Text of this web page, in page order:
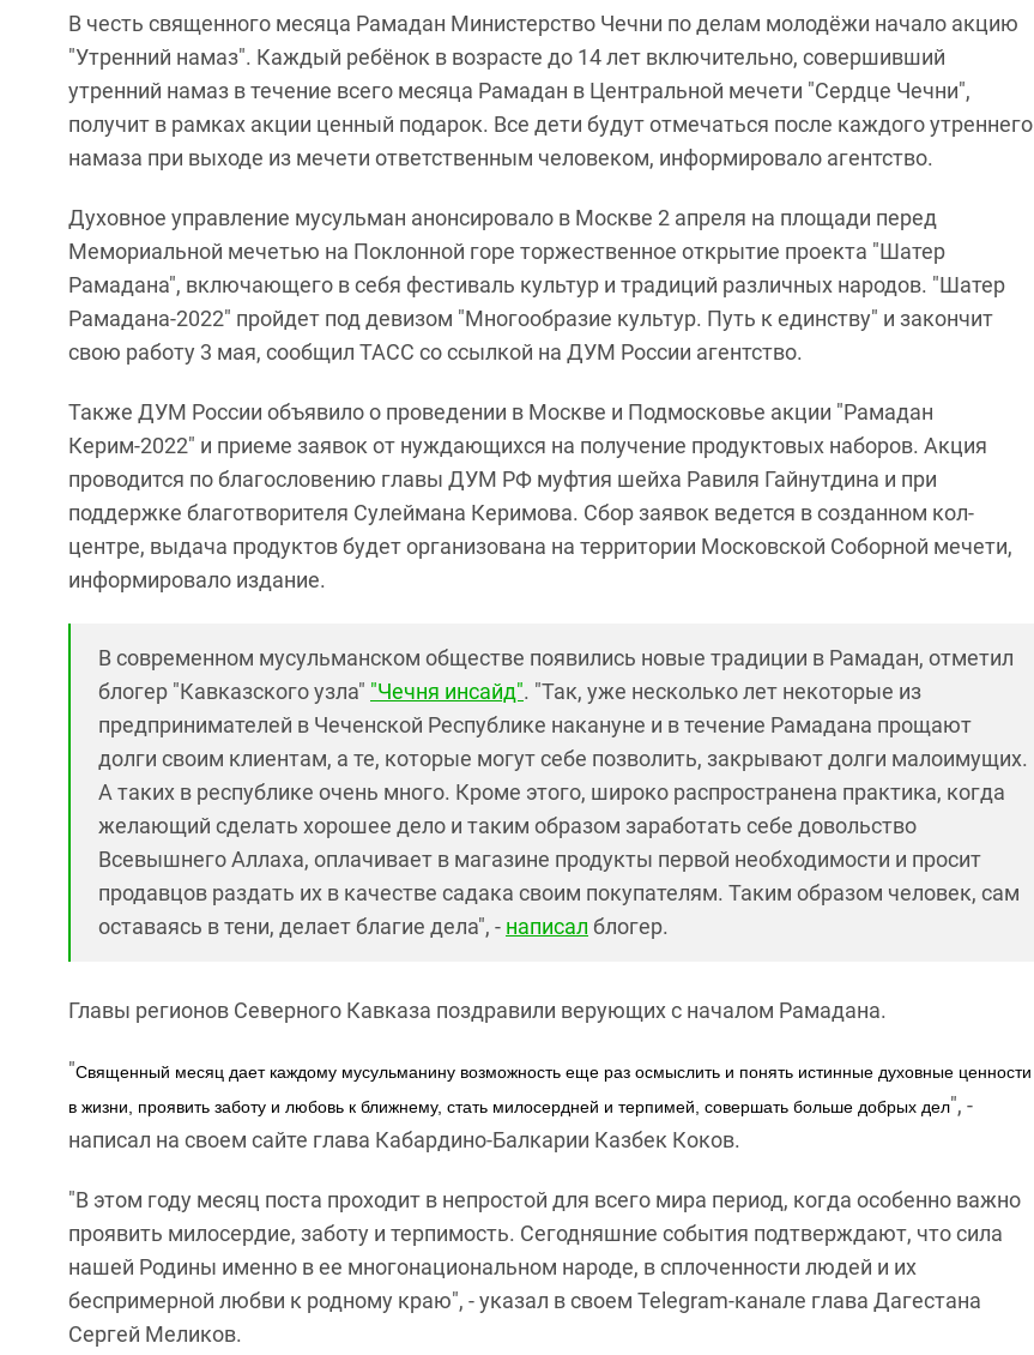
В честь священного месяца Рамадан Министерство Чечни по делам молодёжи начало акцию
"Утренний намаз". Каждый ребёнок в возрасте до 14 лет включительно, совершивший
утренний намаз в течение всего месяца Рамадан в Центральной мечети "Сердце Чечни",
получит в рамках акции ценный подарок. Все дети будут отмечаться после каждого утреннего
намаза при выходе из мечети ответственным человеком, информировало агентство.
Духовное управление мусульман анонсировало в Москве 2 апреля на площади перед
Мемориальной мечетью на Поклонной горе торжественное открытие проекта "Шатер
Рамадана", включающего в себя фестиваль культур и традиций различных народов. "Шатер
Рамадана-2022" пройдет под девизом "Многообразие культур. Путь к единству" и закончит
свою работу 3 мая, сообщил ТАСС со ссылкой на ДУМ России агентство.
Также ДУМ России объявило о проведении в Москве и Подмосковье акции "Рамадан
Керим-2022" и приеме заявок от нуждающихся на получение продуктовых наборов. Акция
проводится по благословению главы ДУМ РФ муфтия шейха Равиля Гайнутдина и при
поддержке благотворителя Сулеймана Керимова. Сбор заявок ведется в созданном кол-
центре, выдача продуктов будет организована на территории Московской Соборной мечети,
информировало издание.
В современном мусульманском обществе появились новые традиции в Рамадан, отметил
блогер "Кавказского узла" "Чечня инсайд". "Так, уже несколько лет некоторые из
предпринимателей в Чеченской Республике накануне и в течение Рамадана прощают
долги своим клиентам, а те, которые могут себе позволить, закрывают долги малоимущих.
А таких в республике очень много. Кроме этого, широко распространена практика, когда
желающий сделать хорошее дело и таким образом заработать себе довольство
Всевышнего Аллаха, оплачивает в магазине продукты первой необходимости и просит
продавцов раздать их в качестве садака своим покупателям. Таким образом человек, сам
оставаясь в тени, делает благие дела", - написал блогер.
Главы регионов Северного Кавказа поздравили верующих с началом Рамадана.
"Священный месяц дает каждому мусульманину возможность еще раз осмыслить и понять истинные духовные ценности
в жизни, проявить заботу и любовь к ближнему, стать милосердней и терпимей, совершать больше добрых дел", -
написал на своем сайте глава Кабардино-Балкарии Казбек Коков.
"В этом году месяц поста проходит в непростой для всего мира период, когда особенно важно
проявить милосердие, заботу и терпимость. Сегодняшние события подтверждают, что сила
нашей Родины именно в ее многонациональном народе, в сплоченности людей и их
беспримерной любви к родному краю", - указал в своем Telegram-канале глава Дагестана
Сергей Меликов.